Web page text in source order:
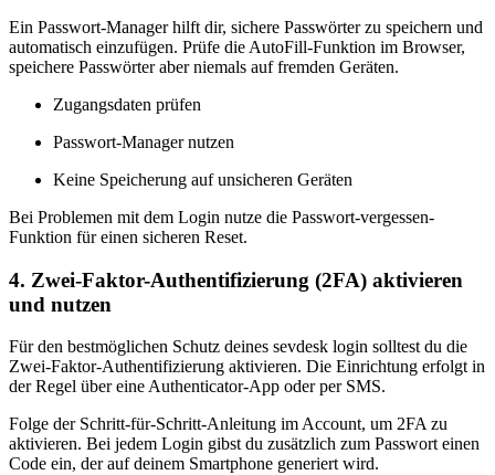
Ein Passwort-Manager hilft dir, sichere Passwörter zu speichern und
automatisch einzufügen. Prüfe die AutoFill-Funktion im Browser,
speichere Passwörter aber niemals auf fremden Geräten.
Zugangsdaten prüfen
Passwort-Manager nutzen
Keine Speicherung auf unsicheren Geräten
Bei Problemen mit dem Login nutze die Passwort-vergessen-
Funktion für einen sicheren Reset.
4. Zwei-Faktor-Authentifizierung (2FA) aktivieren
und nutzen
Für den bestmöglichen Schutz deines sevdesk login solltest du die
Zwei-Faktor-Authentifizierung aktivieren. Die Einrichtung erfolgt in
der Regel über eine Authenticator-App oder per SMS.
Folge der Schritt-für-Schritt-Anleitung im Account, um 2FA zu
aktivieren. Bei jedem Login gibst du zusätzlich zum Passwort einen
Code ein, der auf deinem Smartphone generiert wird.